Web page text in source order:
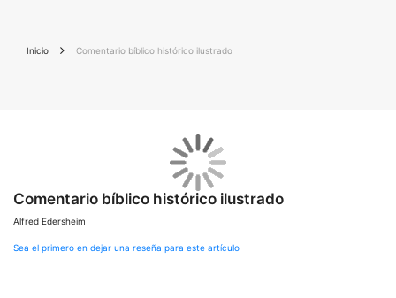
Inicio Comentario bíblico histórico ilustrado
final
de
la
de
Comentario bíblico histórico ilustrado
Alfred Edersheim
Sea el primero en dejar una reseña para este artículo